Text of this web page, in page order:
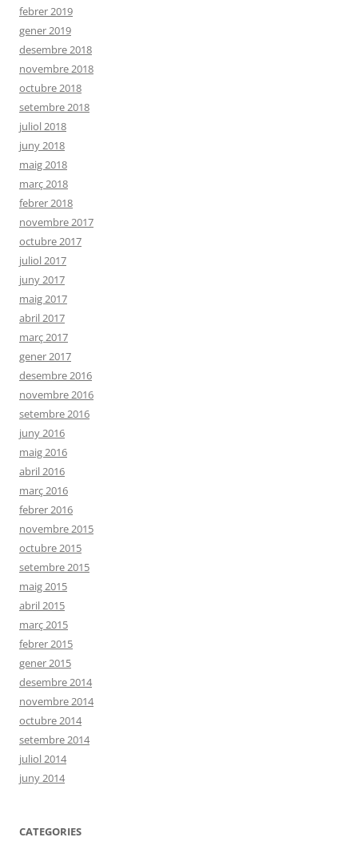
febrer 2019
gener 2019
desembre 2018
novembre 2018
octubre 2018
setembre 2018
juliol 2018
juny 2018
maig 2018
març 2018
febrer 2018
novembre 2017
octubre 2017
juliol 2017
juny 2017
maig 2017
abril 2017
març 2017
gener 2017
desembre 2016
novembre 2016
setembre 2016
juny 2016
maig 2016
abril 2016
març 2016
febrer 2016
novembre 2015
octubre 2015
setembre 2015
maig 2015
abril 2015
març 2015
febrer 2015
gener 2015
desembre 2014
novembre 2014
octubre 2014
setembre 2014
juliol 2014
juny 2014
CATEGORIES